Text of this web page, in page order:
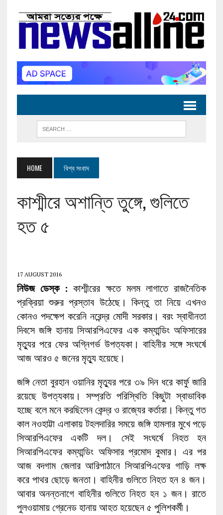
HOME বিশ্ব সংবাদ
কাশ্মীরে অশান্তি তুঙ্গে, গুলিতে
হত ৫
17 AUGUST 2016
নিউজ ডেস্ক : কাশ্মীরের ক্ষতে মলম লাগাতে রাজনৈতিক
প্রক্রিয়া শুরুর প্রস্তাব উঠেছে। কিন্তু তা নিয়ে এখনও
কোনও পদক্ষেপ করেনি নরেন্দ্র মোদী সরকার। বরং‌ স্বাধীনতা
দিবসে জঙ্গি হানায় সিআরপিএফের এক কম্যান্ডিং অফিসারের
মৃত্যুর পরে ফের অগ্নিগর্ভ উপত্যকা। বাহিনীর সঙ্গে সংঘর্ষে
আজ আরও ৫ জনের মৃত্যু হয়েছে।
জঙ্গি নেতা বুরহান ওয়ানির মৃত্যুর পরে ৩৯ দিন ধরে কার্ফু জারি
রয়েছে উপত্যকায়। সম্প্রতি পরিস্থিতি কিছুটা স্বাভাবিক
হচ্ছে বলে মনে করছিলেন কেন্দ্র ও রাজ্যের কর্তারা। কিন্তু গত
কাল নওহাট্টা এলাকায় টহলদারির সময়ে জঙ্গি হামলার মুখে পড়ে
সিআরপিএফের একটি দল। সেই স‌ংঘর্ষে নিহত হন
সিআরপিএফের কম্যান্ডিং অফিসার প্রমোদ কুমার। এর পর
আজ বদগাম জেলার আরিপাঠানে সিআরপিএফের গাড়ি লক্ষ
করে পাথর ছোড়ে জনতা। বাহিনীর গুলিতে নিহত হন ৪ জন।
আবার অনন্তনাগে বাহিনীর গুলিতে নিহত হন ১ জন। রাতে
পুলওয়ামায় গ্রেনেড হানায় আহত হয়েছেন ৫ পুলিশকর্মী।